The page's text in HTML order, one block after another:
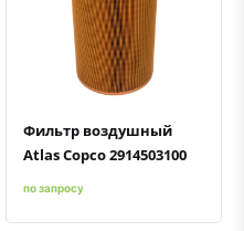
Быстрый просмотрДобавить к сравнению
Добавить в избранное
Фильтр воздушный
Atlas Copco 2914503100
по запросу